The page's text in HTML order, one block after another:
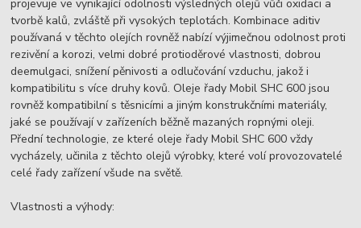
projevuje ve vynikající odolnosti výsledných olejů vůči oxidaci a
tvorbě kalů, zvláště při vysokých teplotách. Kombinace aditiv
používaná v těchto olejích rovněž nabízí výjimečnou odolnost proti
rezivění a korozi, velmi dobré protioděrové vlastnosti, dobrou
deemulgaci, snížení pěnivosti a odlučování vzduchu, jakož i
kompatibilitu s více druhy kovů. Oleje řady Mobil SHC 600 jsou
rovněž kompatibilní s těsnicími a jiným konstrukčními materiály,
jaké se používají v zařízeních běžně mazaných ropnými oleji.
Přední technologie, ze které oleje řady Mobil SHC 600 vždy
vycházely, učinila z těchto olejů výrobky, které volí provozovatelé
celé řady zařízení všude na světě.
Vlastnosti a výhody: